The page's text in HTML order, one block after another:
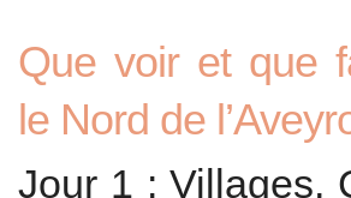
Que voir et que
le Nord de
Jour 1 : Villages,